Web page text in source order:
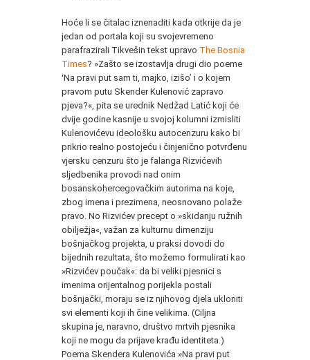
Hoće li se čitalac iznenaditi kada otkrije da je
jedan od portala koji su svojevremeno
parafrazirali Tikvešin tekst upravo The Bosnia
Times? »Zašto se izostavlja drugi dio poeme
ʻNa pravi put sam ti, majko, izišo’ i o kojem
pravom putu Skender Kulenović zapravo
pjeva?«, pita se urednik Nedžad Latić koji će
dvije godine kasnije u svojoj kolumni izmisliti
Kulenovićevu ideološku autocenzuru kako bi
prikrio realno postojeću i činjenično potvrđenu
vjersku cenzuru što je falanga Rizvićevih
sljedbenika provodi nad onim
bosanskohercegovačkim autorima na koje,
zbog imena i prezimena, neosnovano polaže
pravo. No Rizvićev precept o »skidanju ružnih
obilježja«, važan za kulturnu dimenziju
bošnjačkog projekta, u praksi dovodi do
bijednih rezultata, što možemo formulirati kao
»Rizvićev poučak«: da bi veliki pjesnici s
imenima orijentalnog porijekla postali
bošnjački, moraju se iz njihovog djela ukloniti
svi elementi koji ih čine velikima. (Ciljna
skupina je, naravno, društvo mrtvih pjesnika
koji ne mogu da prijave krađu identiteta.)
Poema Skendera Kulenovića »Na pravi put